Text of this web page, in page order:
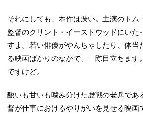
それにしても、本作は渋い。主演のトム
監督のクリント・イーストウッドにいた
すよ。若い俳優がやんちゃしたり、体当
る映画ばかりのなかで、一際目立ちます
ですけど。
酸いも甘いも噛み分けた歴戦の老兵であ
督が仕事におけるやりがいを見せる映画